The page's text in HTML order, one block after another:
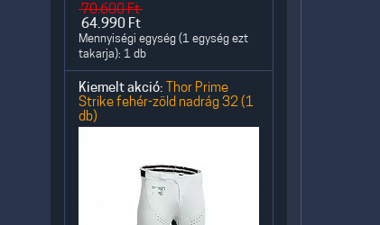
70.600Ft
64.990 Ft
Mennyiségi egység (1 egység ezt
takarja): 1 db
Kiemelt akció: Thor Prime
Strike fehér-zöld nadrág 32 (1
db)